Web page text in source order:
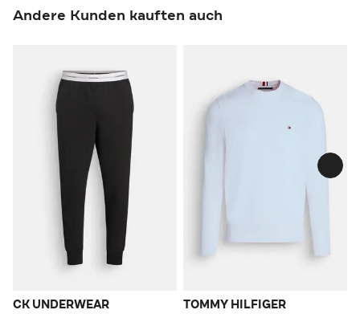
Andere Kunden kauften auch
CK UNDERWEAR TOMMY HILFIGER